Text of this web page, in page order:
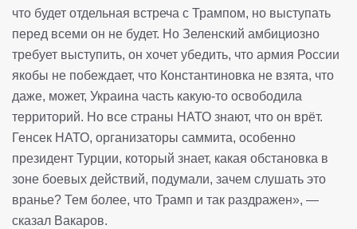
что будет отдельная встреча с Трампом, но выступать
перед всеми он не будет. Но Зеленский амбициозно
требует выступить, он хочет убедить, что армия России
якобы не побеждает, что Константиновка не взята, что
даже, может, Украина часть какую-то освободила
территорий. Но все страны НАТО знают, что он врёт.
Генсек НАТО, организаторы саммита, особенно
президент Турции, который знает, какая обстановка в
зоне боевых действий, подумали, зачем слушать это
вранье? Тем более, что Трамп и так раздражен», —
сказал Вакаров.